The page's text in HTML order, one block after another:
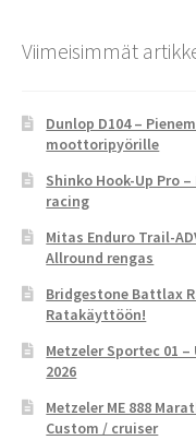
Viimeisimmät
Dunlop D104 –
moottoripyörille
Shinko Hook-Up Pro –
racing
Mitas Enduro Trail-
Allround rengas
Bridgestone Battlax
Ratakäyttöön!
Metzeler Sportec 01 –
2026
Metzeler ME 888
Custom / cruiser